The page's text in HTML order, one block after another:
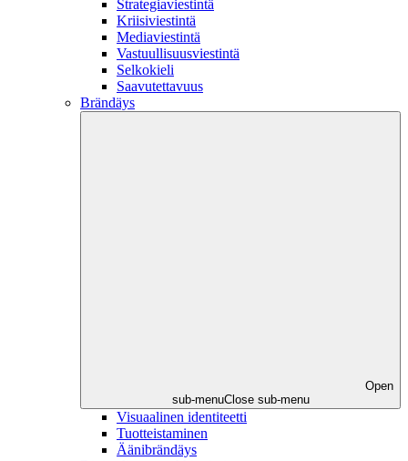
Strategiaviestintä
Kriisiviestintä
Mediaviestintä
Vastuullisuusviestintä
Selkokieli
Saavutettavuus
Brändäys
Open
sub-menuClose sub-menu
Visuaalinen identiteetti
Tuotteistaminen
Äänibrändäys